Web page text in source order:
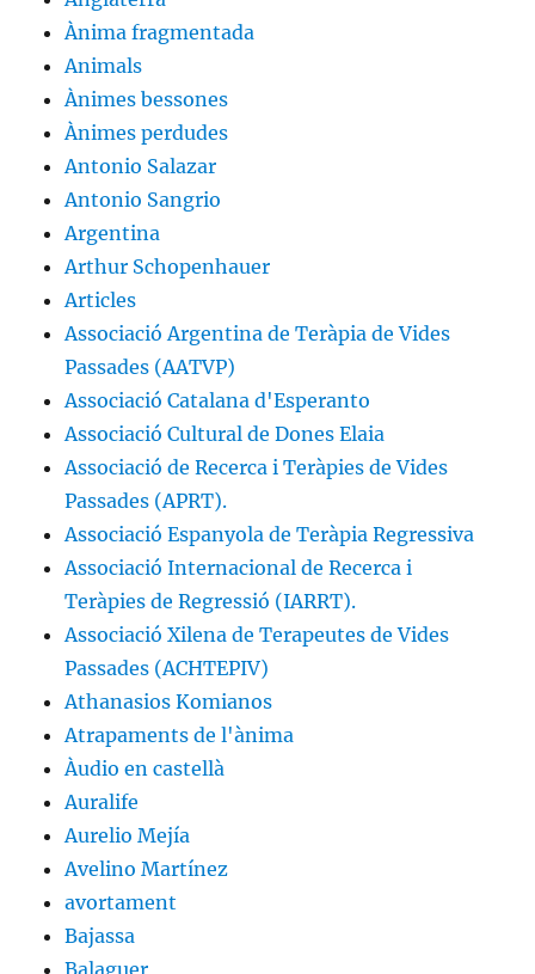
Ànima fragmentada
Animals
Ànimes bessones
Ànimes perdudes
Antonio Salazar
Antonio Sangrio
Argentina
Arthur Schopenhauer
Articles
Associació Argentina de Teràpia de Vides
Passades (AATVP)
Associació Catalana d'Esperanto
Associació Cultural de Dones Elaia
Associació de Recerca i Teràpies de Vides
Passades (APRT).
Associació Espanyola de Teràpia Regressiva
Associació Internacional de Recerca i
Teràpies de Regressió (IARRT).
Associació Xilena de Terapeutes de Vides
Passades (ACHTEPIV)
Athanasios Komianos
Atrapaments de l'ànima
Àudio en castellà
Auralife
Aurelio Mejía
Avelino Martínez
avortament
Bajassa